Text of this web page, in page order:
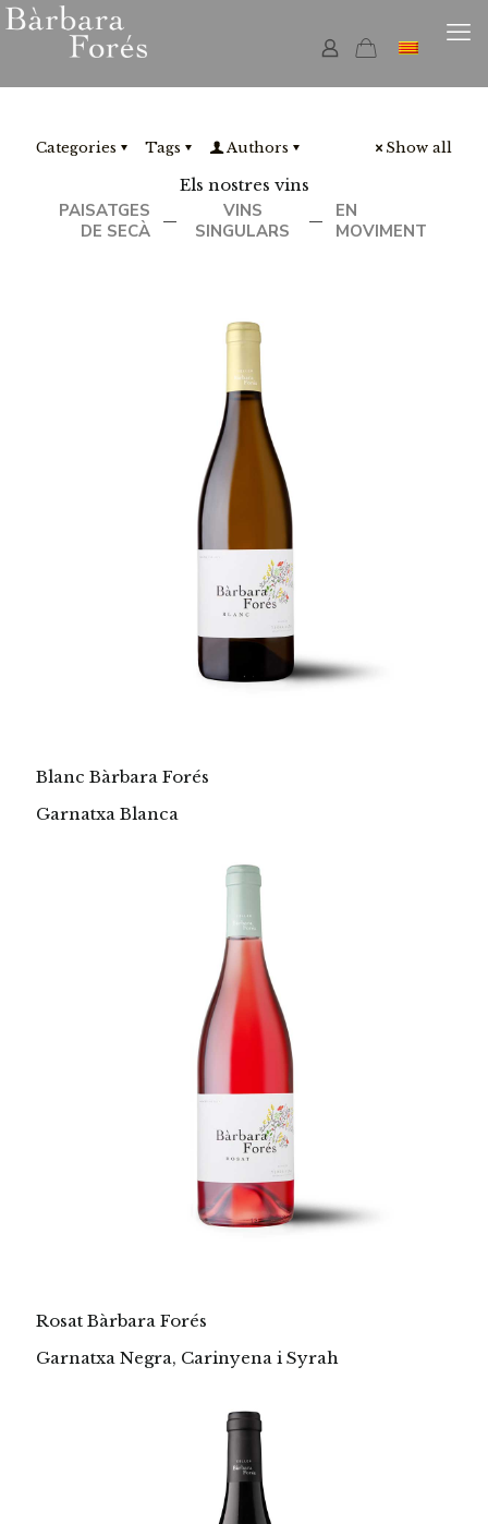
Categories Tags Authors Show all
Els nostres vins
PAISATGES
DE SECÀ
—
VINS
SINGULARS
—
EN
MOVIMENT
Blanc Bàrbara Forés
Garnatxa Blanca
Rosat Bàrbara Forés
Garnatxa Negra, Carinyena i Syrah